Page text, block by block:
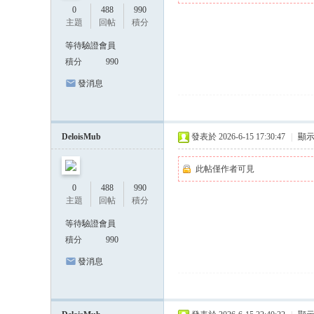
喝
0
主題
488
回帖
990
積分
等待驗證會員
積分
990
發消息
DeloisMub
0
主題
488
回帖
990
積分
等待驗證會員
積分
990
發消息
發表於 2026-6-15 17:30:47 顯
此帖僅作者可見